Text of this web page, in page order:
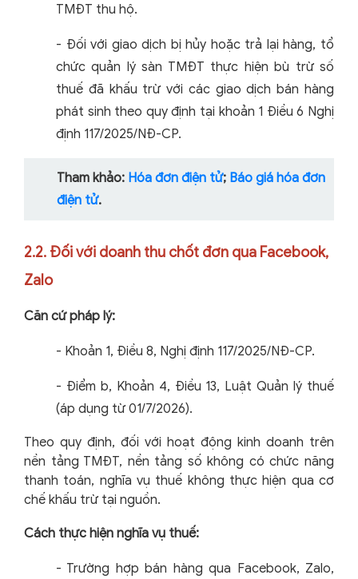
TMĐT thu hộ.
- Đối với giao dịch bị hủy hoặc trả lại hàng, tổ
chức quản lý sàn TMĐT thực hiện bù trừ số
thuế đã khấu trừ với các giao dịch bán hàng
phát sinh theo quy định tại khoản 1 Điều 6 Nghị
định 117/2025/NĐ-CP.
Tham khảo: Hóa đơn điện tử; Báo giá hóa đơn
điện tử.
2.2. Đối với doanh thu chốt đơn qua Facebook,
Zalo
Căn cứ pháp lý:
- Khoản 1, Điều 8, Nghị định 117/2025/NĐ-CP.
- Điểm b, Khoản 4, Điều 13, Luật Quản lý thuế
(áp dụng từ 01/7/2026).
Theo quy định, đối với hoạt động kinh doanh trên
nền tảng TMĐT, nền tảng số không có chức năng
thanh toán, nghĩa vụ thuế không thực hiện qua cơ
chế khấu trừ tại nguồn.
Cách thực hiện nghĩa vụ thuế:
- Trường hợp bán hàng qua Facebook, Zalo,